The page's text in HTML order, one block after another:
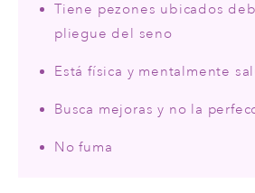
Tiene pezones ubicados
pliegue del seno
Está física y mentalmente
Busca mejoras y no la
No fuma